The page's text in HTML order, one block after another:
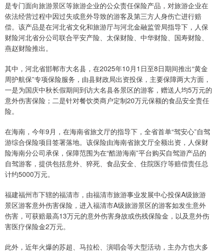
是专门面向旅游景区等旅游企业的公众责任保险产品，对旅游企业在
依法经营过程中因过失或意外导致的游客及第三方人身伤亡进行赔
偿。该产品是在河北省文化和旅游厅与河北金融监管局指导下，人保
财险河北省分公司联合平安产险、太保财险、中华财险、国寿财险、
燕赵财险推出。
其中，河北省邯郸市大名县，在2025年10月1日至8日期间推出“黄金
周护航保”专项保险服务，由县财政局出资投保，主要保障两大方面，
一是为国庆中秋长假期间到访大名县各景区的游客，赠送人均5万元的
意外伤害保险；二是针对餐饮类商户定制20万元保额的食品安全责任
险。
在海南，今年9月，在海南省旅文厅的指导下，全省首单“驾安心”自驾
游综合保险项目签署落地。该保险由海南省旅文厅全额出资，人保财
险海南分公司承保，保障范围为在“酷游海南”平台购买自驾游产品的
自驾游客，提供包括意外、猝死、食品安全、住院医疗等赔偿责任总
计约5000万元。
福建福州市下辖的福清市，由福清市旅游事业发展中心投保A级旅游
景区游客意外伤害保险，进入福清市A级旅游景区的游客如发生意外
伤害，可获赔最高13万元的意外伤害身故或伤残保险金，以及意外伤
害医疗保险金2万元。
此外，近年火爆的苏超、马拉松、演唱会等大型活动，主办方也大多